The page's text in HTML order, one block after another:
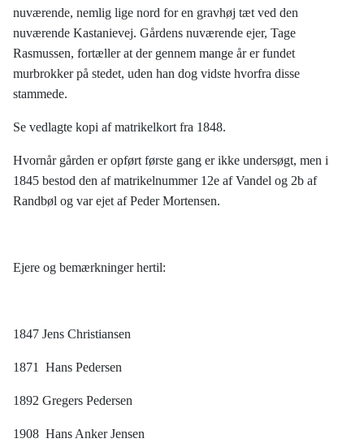
nuværende, nemlig lige nord for en gravhøj tæt ved den
nuværende Kastanievej. Gårdens nuværende ejer, Tage
Rasmussen, fortæller at der gennem mange år er fundet
murbrokker på stedet, uden han dog vidste hvorfra disse
stammede.
Se vedlagte kopi af matrikelkort fra 1848.
Hvornår gården er opført første gang er ikke undersøgt, men i
1845 bestod den af matrikelnummer 12e af Vandel og 2b af
Randbøl og var ejet af Peder Mortensen.
Ejere og bemærkninger hertil:
1847 Jens Christiansen
1871 Hans Pedersen
1892 Gregers Pedersen
1908 Hans Anker Jensen